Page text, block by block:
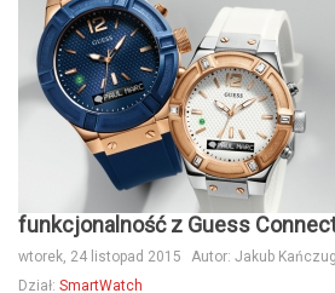
funkcjonalność z Guess
wtorek, 24 listopad 2015 Autor: Jakub
Dział: SmartWatch